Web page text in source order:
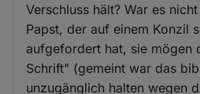
Verschluss hält? War es
Papst, der auf einem Konzil
aufgefordert hat, sie mögen
Schrift" (gemeint war das
unzugänglich halten wegen